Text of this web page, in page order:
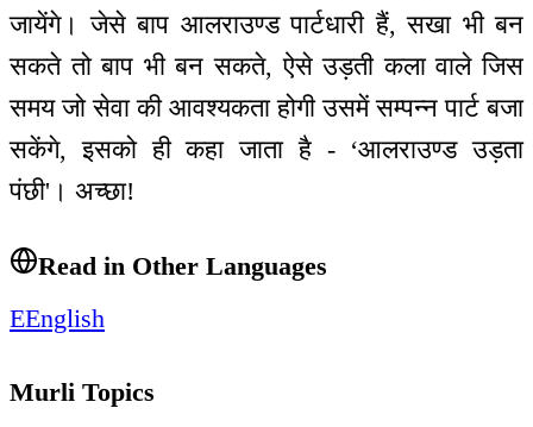
जायेंगे। जेसे बाप आलराउण्ड पार्टधारी हैं, सखा भी बन
सकते तो बाप भी बन सकते, ऐसे उड़ती कला वाले जिस
समय जो सेवा की आवश्यकता होगी उसमें सम्पन्न पार्ट बजा
सकेंगे, इसको ही कहा जाता है - ‘आलराउण्ड उड़ता
पंछी'। अच्छा!
Read in Other Languages
EEnglish
Murli Topics